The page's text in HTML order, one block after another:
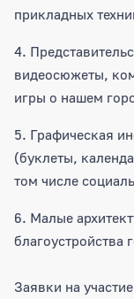
прикладных
4.
видеосюжеты,
игры о нашем
5. Графическая
(буклеты,
том числе
6. Малые
благоустройства
Заявки на